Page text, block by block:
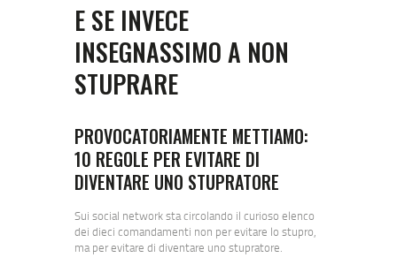
E SE INVECE
INSEGNASSIMO A NON
STUPRARE
PROVOCATORIAMENTE METTIAMO:
10 REGOLE PER EVITARE DI
DIVENTARE UNO STUPRATORE
Sui social network sta circolando il curioso elenco
dei dieci comandamenti non per evitare lo stupro,
ma per evitare di diventare uno stupratore.